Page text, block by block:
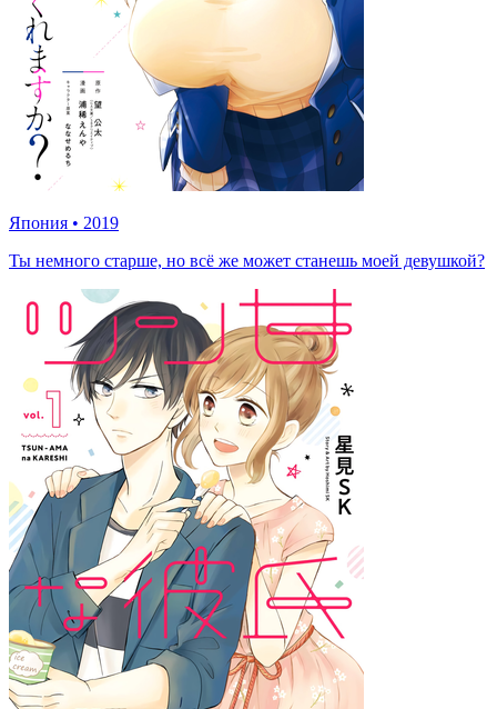
Япония • 2019
Ты немного старше, но всё же может станешь моей девушкой?